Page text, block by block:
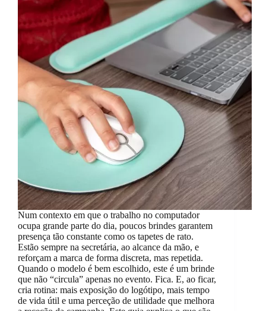
Num contexto em que o trabalho no computador
ocupa grande parte do dia, poucos brindes garantem
presença tão constante como os tapetes de rato.
Estão sempre na secretária, ao alcance da mão, e
reforçam a marca de forma discreta, mas repetida.
Quando o modelo é bem escolhido, este é um brinde
que não “circula” apenas no evento. Fica. E, ao ficar,
cria rotina: mais exposição do logótipo, mais tempo
de vida útil e uma perceção de utilidade que melhora